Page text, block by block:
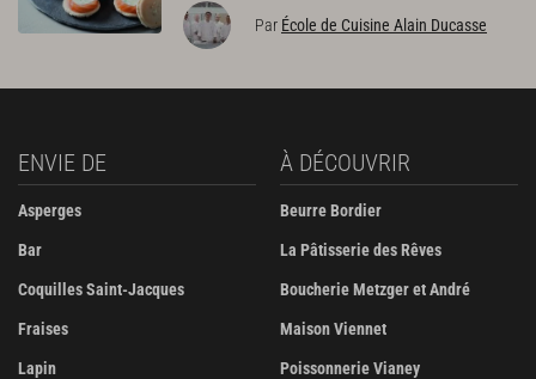
Par École de Cuisine Alain Ducasse
ENVIE DE
Asperges
Bar
Coquilles Saint-Jacques
Fraises
Lapin
À DÉCOUVRIR
Beurre Bordier
La Pâtisserie des Rêves
Boucherie Metzger et André
Maison Viennet
Poissonnerie Vianey